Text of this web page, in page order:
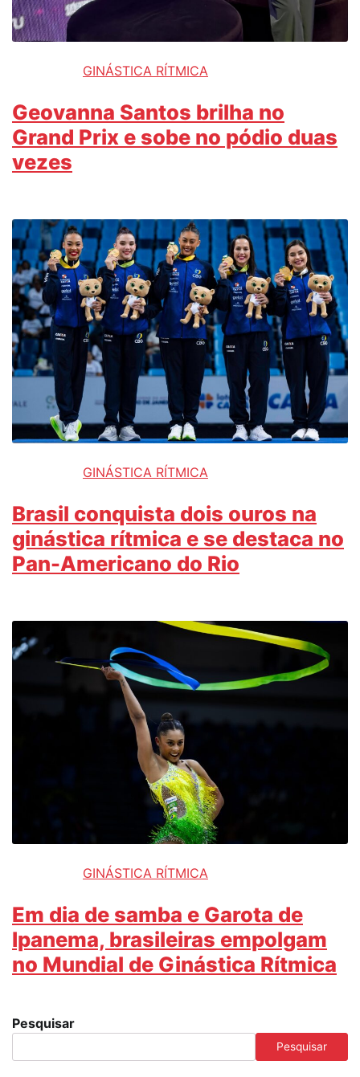
GINÁSTICA RÍTMICA
Geovanna Santos brilha no
Grand Prix e sobe no pódio duas
vezes
GINÁSTICA RÍTMICA
Brasil conquista dois ouros na
ginástica rítmica e se destaca no
Pan-Americano do Rio
GINÁSTICA RÍTMICA
Em dia de samba e Garota de
Ipanema, brasileiras empolgam
no Mundial de Ginástica Rítmica
Pesquisar
Pesquisar